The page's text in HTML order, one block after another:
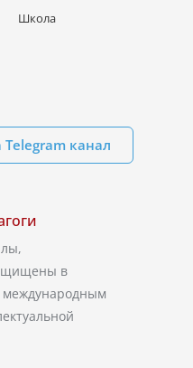
Школа
канал
в
международным